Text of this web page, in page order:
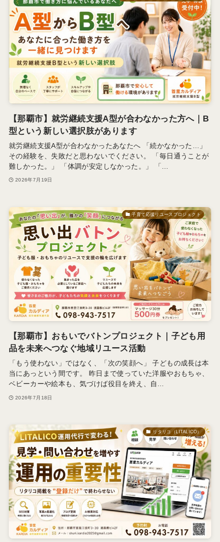
【那覇市】就労継続支援A型が合わなかった方へ｜B
型という新しい選択肢があります
就労継続支援A型が合わなかったあなたへ 「続かなかった…」
その経験を、失敗だと思わないでください。 「毎日通うことが
難しかった。」 「体調が安定しなかった。」 「…
2026年7月19日
子育て応援リユースプロジェクト
【那覇市】おもいでバトンプロジェクト｜子ども用
品を未来へつなぐ地域リユース活動
「もう使わない」ではなく、「次の笑顔へ」 子どもの成長は本
当にあっという間です。 昨日まで使っていた洋服やおもちゃ、
ベビーカーや絵本も、気づけば役目を終え、自…
2026年7月18日
リタリコ（LITALICO）